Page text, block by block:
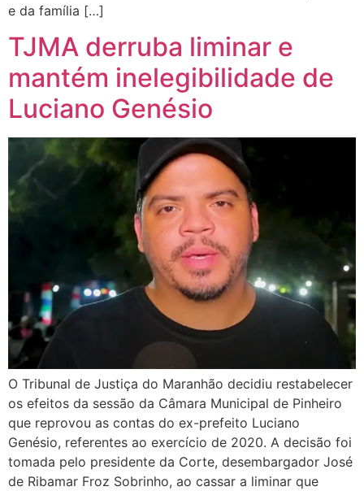
e da família […]
TJMA derruba liminar e
mantém inelegibilidade de
Luciano Genésio
O Tribunal de Justiça do Maranhão decidiu restabelecer
os efeitos da sessão da Câmara Municipal de Pinheiro
que reprovou as contas do ex-prefeito Luciano
Genésio, referentes ao exercício de 2020. A decisão foi
tomada pelo presidente da Corte, desembargador José
de Ribamar Froz Sobrinho, ao cassar a liminar que